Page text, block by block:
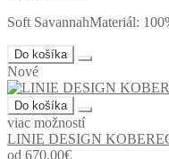
Soft SavannahMateriál:
Do košíka
Nové
Do košíka
viac možností
LINIE DESIGN
od 670,00€